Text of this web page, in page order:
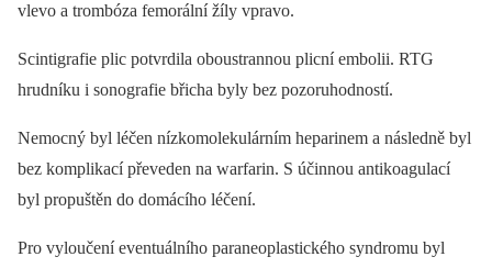
vlevo a trombóza femorální žíly vpravo.
Scintigrafie plic potvrdila oboustrannou plicní embolii. RTG
hrudníku i sonografie břicha byly bez pozoruhodností.
Nemocný byl léčen nízkomolekulárním heparinem a následně byl
bez komplikací převeden na warfarin. S účinnou antikoagulací
byl propuštěn do domácího léčení.
Pro vyloučení eventuálního paraneoplastického syndromu byl